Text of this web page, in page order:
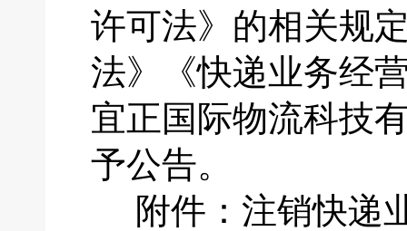
许可法》的相关规
法》《快递业务经
宜正国际物流科技
予公告。
附件：注销快递